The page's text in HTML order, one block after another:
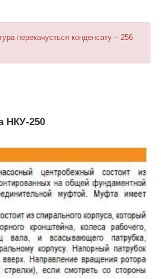
перекачується конденсату – 256
НКУ-250